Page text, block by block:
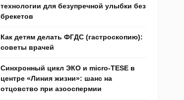
технологии для безупречной улыбки без
брекетов
Как детям делать ФГДС (гастроскопию):
советы врачей
Синхронный цикл ЭКО и micro-TESE в
центре «Линия жизни»: шанс на
отцовство при азооспермии